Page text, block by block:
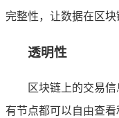
完整性，让数据在区块
透明性
区块链上的交易
有节点都可以自由查